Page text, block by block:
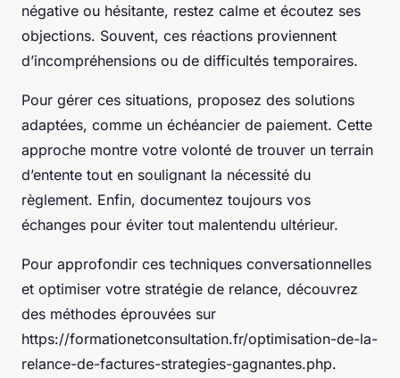
négative ou hésitante, restez calme et écoutez ses
objections. Souvent, ces réactions proviennent
d’incompréhensions ou de difficultés temporaires.
Pour gérer ces situations, proposez des solutions
adaptées, comme un échéancier de paiement. Cette
approche montre votre volonté de trouver un terrain
d’entente tout en soulignant la nécessité du
règlement. Enfin, documentez toujours vos
échanges pour éviter tout malentendu ultérieur.
Pour approfondir ces techniques conversationnelles
et optimiser votre stratégie de relance, découvrez
des méthodes éprouvées sur
https://formationetconsultation.fr/optimisation-de-la-
relance-de-factures-strategies-gagnantes.php.